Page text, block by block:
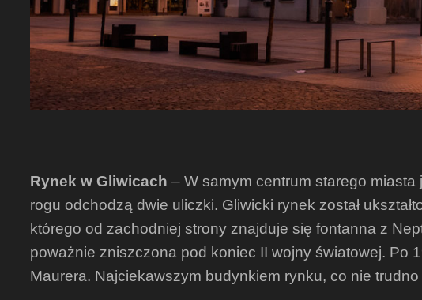
Rynek w Gliwicach – W samym centrum starego
rogu odchodzą dwie uliczki. Gliwicki rynek został
którego od zachodniej strony znajduje się fontanna z
poważnie zniszczona pod koniec II wojny światowej. Po
Maurera. Najciekawszym budynkiem rynku, co nie